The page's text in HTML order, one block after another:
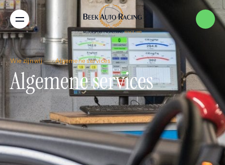
Menu
Home
Services
Merken
Wie zijn wij Algemene services
Algemene services